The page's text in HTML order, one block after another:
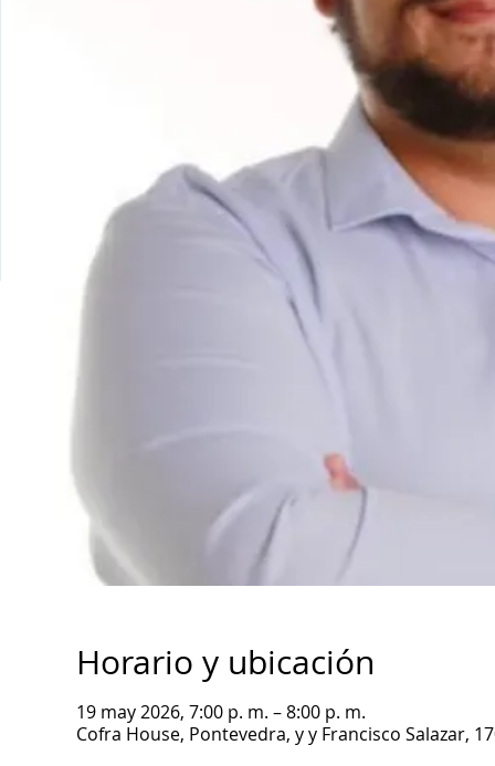
Horario y ubicación
19 may 2026, 7:00 p. m. – 8:00 p. m.
Cofra House, Pontevedra, y y Francisco Salazar,